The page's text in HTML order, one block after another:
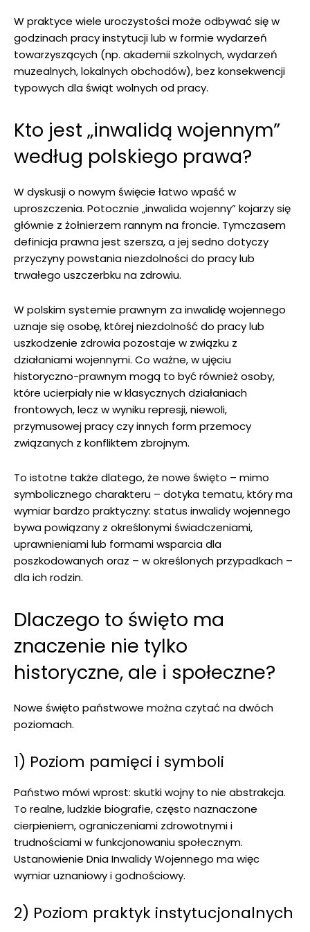
W praktyce wiele uroczystości może odbywać się w
godzinach pracy instytucji lub w formie wydarzeń
towarzyszących (np. akademii szkolnych, wydarzeń
muzealnych, lokalnych obchodów), bez konsekwencji
typowych dla świąt wolnych od pracy.
Kto jest „inwalidą wojennym”
według polskiego prawa?
W dyskusji o nowym święcie łatwo wpaść w
uproszczenia. Potocznie „inwalida wojenny” kojarzy się
głównie z żołnierzem rannym na froncie. Tymczasem
definicja prawna jest szersza, a jej sedno dotyczy
przyczyny powstania niezdolności do pracy lub
trwałego uszczerbku na zdrowiu.
W polskim systemie prawnym za inwalidę wojennego
uznaje się osobę, której niezdolność do pracy lub
uszkodzenie zdrowia pozostaje w związku z
działaniami wojennymi. Co ważne, w ujęciu
historyczno-prawnym mogą to być również osoby,
które ucierpiały nie w klasycznych działaniach
frontowych, lecz w wyniku represji, niewoli,
przymusowej pracy czy innych form przemocy
związanych z konfliktem zbrojnym.
To istotne także dlatego, że nowe święto – mimo
symbolicznego charakteru – dotyka tematu, który ma
wymiar bardzo praktyczny: status inwalidy wojennego
bywa powiązany z określonymi świadczeniami,
uprawnieniami lub formami wsparcia dla
poszkodowanych oraz – w określonych przypadkach –
dla ich rodzin.
Dlaczego to święto ma
znaczenie nie tylko
historyczne, ale i społeczne?
Nowe święto państwowe można czytać na dwóch
poziomach.
1) Poziom pamięci i symboli
Państwo mówi wprost: skutki wojny to nie abstrakcja.
To realne, ludzkie biografie, często naznaczone
cierpieniem, ograniczeniami zdrowotnymi i
trudnościami w funkcjonowaniu społecznym.
Ustanowienie Dnia Inwalidy Wojennego ma więc
wymiar uznaniowy i godnościowy.
2) Poziom praktyk instytucjonalnych